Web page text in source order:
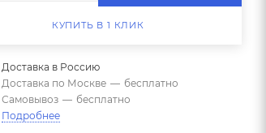
КУПИТЬ В 1 КЛИК
Доставка в Россию
Доставка по Москве — бесплатно
Самовывоз — бесплатно
Подробнее